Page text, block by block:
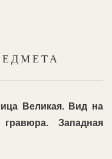
Великая. Вид на
Западная